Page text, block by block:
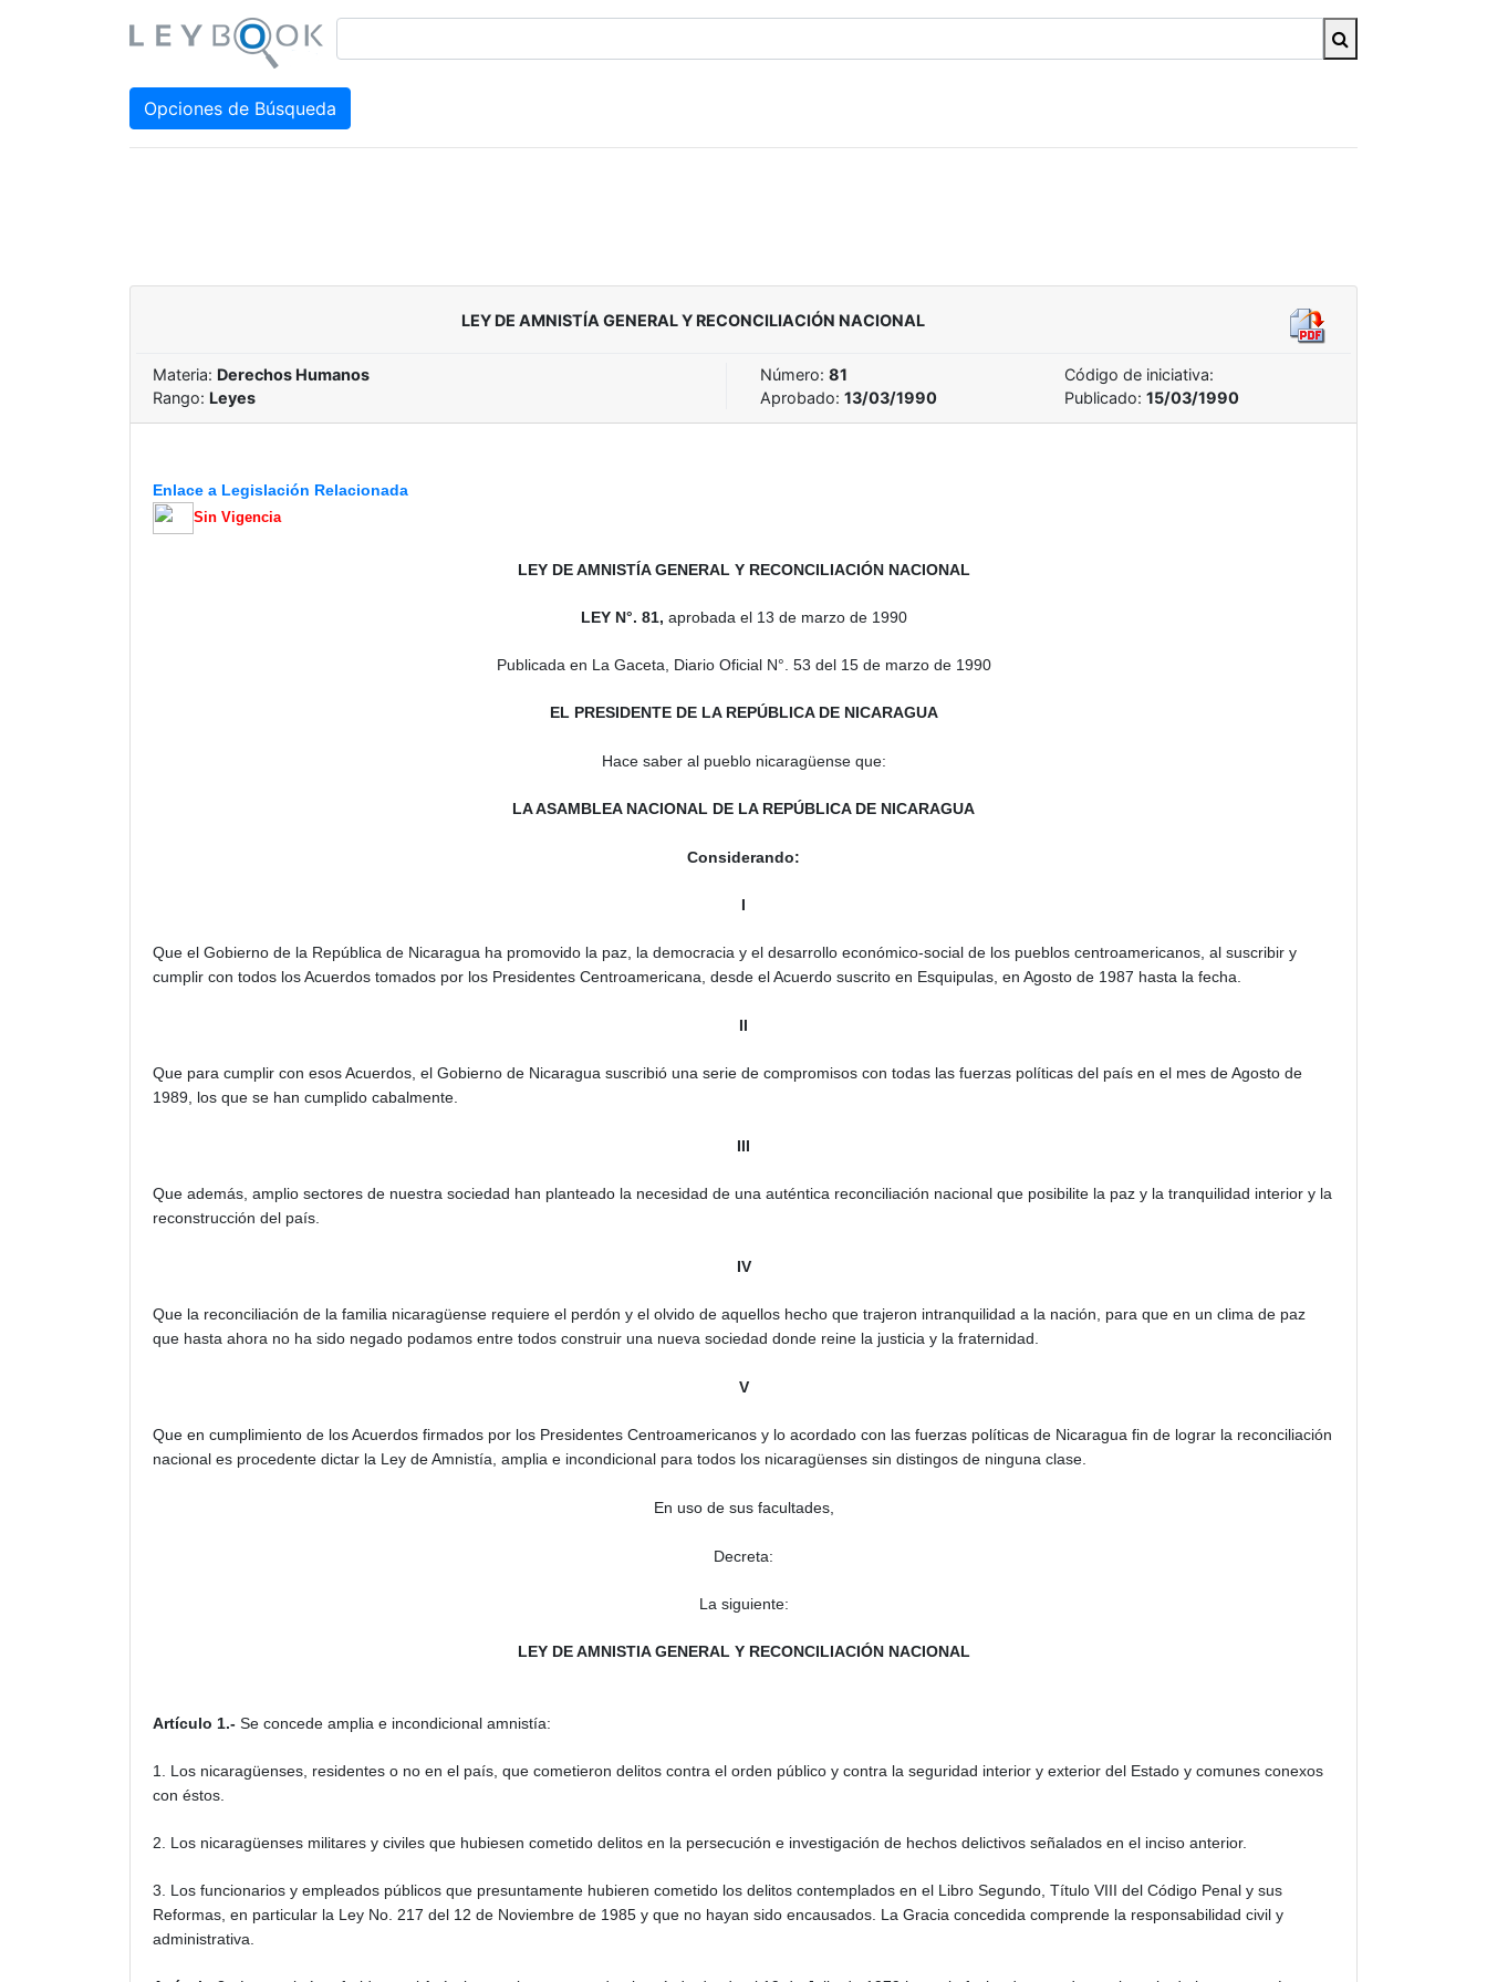
Opciones de Búsqueda
LEY DE AMNISTÍA GENERAL Y RECONCILIACIÓN NACIONAL
Materia: Derechos Humanos
Rango: Leyes
Número: 81
Código de iniciativa:
Aprobado: 13/03/1990 Publicado: 15/03/1990
Enlace a Legislación Relacionada
Sin Vigencia
LEY DE AMNISTÍA GENERAL Y RECONCILIACIÓN NACIONAL
LEY N°. 81, aprobada el 13 de marzo de 1990
Publicada en La Gaceta, Diario Oficial N°. 53 del 15 de marzo de 1990
EL PRESIDENTE DE LA REPÚBLICA DE NICARAGUA
Hace saber al pueblo nicaragüense que:
LA ASAMBLEA NACIONAL DE LA REPÚBLICA DE NICARAGUA
Considerando:
I
Que el Gobierno de la República de Nicaragua ha promovido la paz, la democracia y el desarrollo económico-social de los pueblos centroamericanos, al suscribir y
cumplir con todos los Acuerdos tomados por los Presidentes Centroamericana, desde el Acuerdo suscrito en Esquipulas, en Agosto de 1987 hasta la fecha.
II
Que para cumplir con esos Acuerdos, el Gobierno de Nicaragua suscribió una serie de compromisos con todas las fuerzas políticas del país en el mes de Agosto de
1989, los que se han cumplido cabalmente.
III
Que además, amplio sectores de nuestra sociedad han planteado la necesidad de una auténtica reconciliación nacional que posibilite la paz y la tranquilidad interior y la
reconstrucción del país.
IV
Que la reconciliación de la familia nicaragüense requiere el perdón y el olvido de aquellos hecho que trajeron intranquilidad a la nación, para que en un clima de paz
que hasta ahora no ha sido negado podamos entre todos construir una nueva sociedad donde reine la justicia y la fraternidad.
V
Que en cumplimiento de los Acuerdos firmados por los Presidentes Centroamericanos y lo acordado con las fuerzas políticas de Nicaragua fin de lograr la reconciliación
nacional es procedente dictar la Ley de Amnistía, amplia e incondicional para todos los nicaragüenses sin distingos de ninguna clase.
En uso de sus facultades,
Decreta:
La siguiente:
LEY DE AMNISTIA GENERAL Y RECONCILIACIÓN NACIONAL
Artículo 1.- Se concede amplia e incondicional amnistía:
1. Los nicaragüenses, residentes o no en el país, que cometieron delitos contra el orden público y contra la seguridad interior y exterior del Estado y comunes conexos
con éstos.
2. Los nicaragüenses militares y civiles que hubiesen cometido delitos en la persecución e investigación de hechos delictivos señalados en el inciso anterior.
3. Los funcionarios y empleados públicos que presuntamente hubieren cometido los delitos contemplados en el Libro Segundo, Título VIII del Código Penal y sus
Reformas, en particular la Ley No. 217 del 12 de Noviembre de 1985 y que no hayan sido encausados. La Gracia concedida comprende la responsabilidad civil y
administrativa.